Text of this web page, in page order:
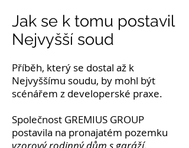
Jak se k tomu postavil
Nejvyšší soud
Příběh, který se dostal až k
Nejvyššímu soudu, by mohl být
scénářem z developerské praxe.
Společnost GREMIUS GROUP
postavila na pronajatém pozemku